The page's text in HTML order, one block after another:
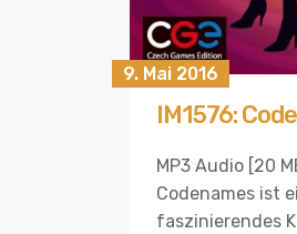
9. Mai 2016
IM1576:
MP3 Audio [20
Codenames ist
faszinierendes